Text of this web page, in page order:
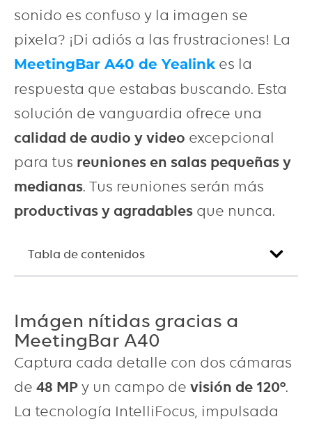
sonido es confuso y la imagen se
pixela? ¡Di adiós a las frustraciones! La
MeetingBar A40 de Yealink es la
respuesta que estabas buscando. Esta
solución de vanguardia ofrece una
calidad de audio y video excepcional
para tus reuniones en salas pequeñas y
medianas. Tus reuniones serán más
productivas y agradables que nunca.
Tabla de contenidos
Imágen nítidas gracias a
MeetingBar A40
Captura cada detalle con dos cámaras
de 48 MP y un campo de visión de 120°.
La tecnología IntelliFocus, impulsada